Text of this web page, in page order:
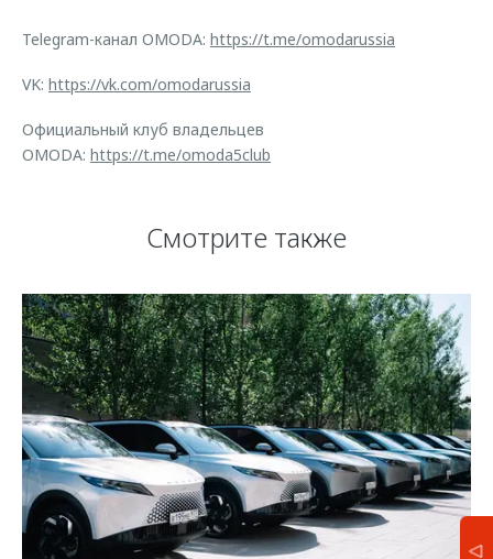
Telegram-канал OMODA: https://t.me/omodarussia
VK: https://vk.com/omodarussia
Официальный клуб владельцев
OMODA: https://t.me/omoda5club
Смотрите также